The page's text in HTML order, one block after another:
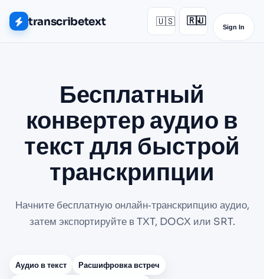
transcribetext 🇺🇸 🇷🇺
▾
Sign In
Бесплатный
конвертер аудио в
текст для быстрой
транскрипции
Начните бесплатную онлайн‑транскрипцию аудио,
затем экспортируйте в TXT, DOCX или SRT.
Аудио в текст
Расшифровка встреч